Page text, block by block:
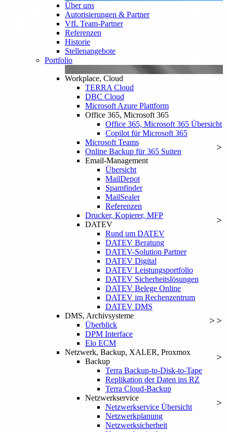
Über uns
Autorisierungen & Partner
VfL Team-Partner
Referenzen
Historie
Stellenangebote
Portfolio
Workplace, Cloud
TERRA Cloud
DBC Cloud
Microsoft Azure Plattform
Office 365, Microsoft 365
Office 365, Microsoft 365 Übersicht
Copilot für Microsoft 365
Microsoft Teams
Online Backup für 365 Suiten
Email-Management
Übersicht
MailDepot
Spamfinder
MailSealer
Referenzen
Drucker, Kopierer, MFP
DATEV
Rund um DATEV
DATEV Beratung
DATEV-Solution Partner
DATEV Digital
DATEV Leistungsportfolio
DATEV Sicherheitslösungen
DATEV Belege Online
DATEV im Rechenzentrum
DATEV DMS
DMS, Archivsysteme
Überblick
DPM Interface
Elo ECM
Netzwerk, Backup, XALER, Proxmox
Backup
Terra Backup-to-Disk-to-Tape
Replikation der Daten ins RZ
Terra Cloud-Backup
Netzwerkservice
Netzwerkservice Übersicht
Netzwerkplanung
Netzwerksicherheit